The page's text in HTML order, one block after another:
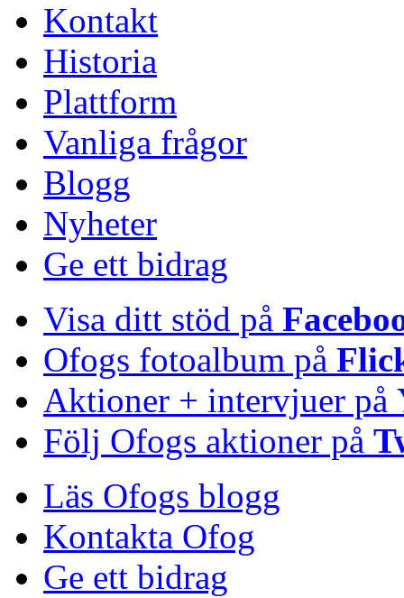
Kontakt
Historia
Plattform
Vanliga frågor
Blogg
Nyheter
Ge ett bidrag
Visa ditt stöd på
Ofogs fotoalbum på
Aktioner + intervjuer på
Följ Ofogs aktioner på
Läs Ofogs blogg
Kontakta Ofog
Ge ett bidrag